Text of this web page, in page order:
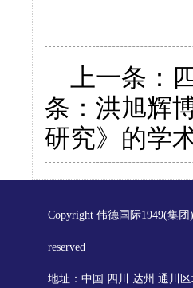
上一条：
条： 洪旭辉
研究》的学
Copyright 伟德国际1949(集
reserved
地址：中国.四川.达州.通川